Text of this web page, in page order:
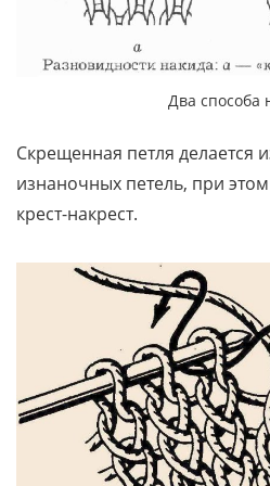
Два способа
Скрещенная петля делается
изнаночных петель, при
крест-накрест.